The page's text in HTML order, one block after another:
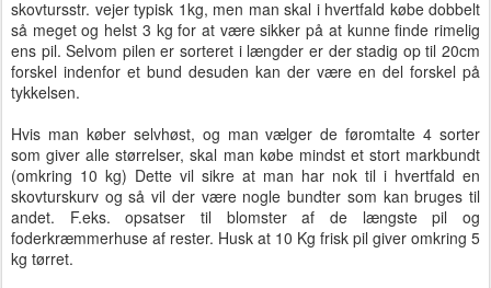
skovtursstr. vejer typisk 1kg, men man skal i hvertfald købe dobbelt
så meget og helst 3 kg for at være sikker på at kunne finde rimelig
ens pil. Selvom pilen er sorteret i længder er der stadig op til 20cm
forskel indenfor et bund desuden kan der være en del forskel på
tykkelsen.
Hvis man køber selvhøst, og man vælger de føromtalte 4 sorter
som giver alle størrelser, skal man købe mindst et stort markbundt
(omkring 10 kg) Dette vil sikre at man har nok til i hvertfald en
skovturskurv og så vil der være nogle bundter som kan bruges til
andet. F.eks. opsatser til blomster af de længste pil og
foderkræmmerhuse af rester. Husk at 10 Kg frisk pil giver omkring 5
kg tørret.